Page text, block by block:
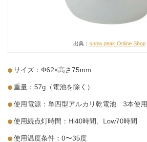
出典： snow peak Online Shop
サイズ：Φ62×高さ75mm
重量：57g（電池を除く）
使用電源：単四型アルカリ乾電池 3本使用
使用続点灯時間：Hi40時間、Low70時間
使用温度条件：0〜35度